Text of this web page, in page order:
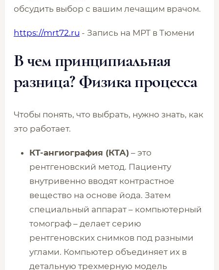
обсудить выбор с вашим лечащим врачом.
https://mrt72.ru - Запись на МРТ в Тюмени
В чем принципиальная
разница? Физика процесса
Чтобы понять, что выбрать, нужно знать, как
это работает.
КТ-ангиография (КТА) – это
рентгеновский метод. Пациенту
внутривенно вводят контрастное
вещество на основе йода. Затем
специальный аппарат – компьютерный
томограф – делает серию
рентгеновских снимков под разными
углами. Компьютер объединяет их в
детальную трехмерную модель